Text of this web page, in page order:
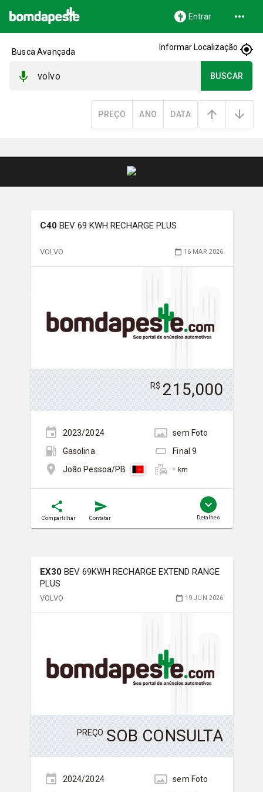
Entrar
Busca Avançada Informar Localização
BUSCAR
PREÇO ANO DATA
C40 BEV 69 KWH RECHARGE PLUS
VOLVO 16 MAR 2026
R$ 215,000
2023/2024 sem Foto
Gasolina
Final9
João Pessoa/PB
- km
Compartilhar Contatar Detalhes
EX30 BEV 69KWH RECHARGE EXTEND RANGE
PLUS
VOLVO 19 JUN 2026
PREÇO SOB CONSULTA
2024/2024 sem Foto